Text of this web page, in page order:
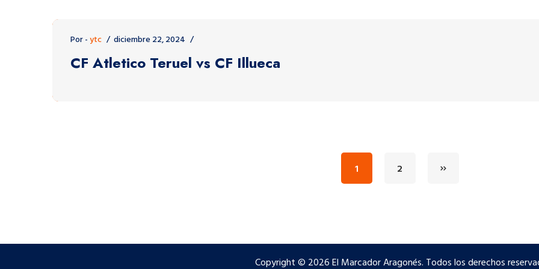
Por -ytc diciembre 22, 2024
CF Atletico Teruel vs CF Illueca
1 2
Copyright © 2026 El Marcador Aragonés. Todos los derechos